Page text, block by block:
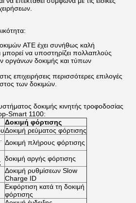
ATE έχει συνήθως καλή
μπορεί να υποστηρίζει πολλαπλούς
οργάνων δοκιμής και τύπων
επιχειρήσεις περισσότερες επιλογές
των δοκιμών.
δοκιμής κινητής τροφοδοσίας
Smart 1100:
Δοκιμή φόρτισης
Δοκιμή ρεύματος φόρτισης
Δοκιμή πλήρους φόρτισης
δοκιμή αργής φόρτισης
Δοκιμή ρυθμίσεων Slow
Charge ID
Εκφόρτιση κατά τη δοκιμή
φόρτισης